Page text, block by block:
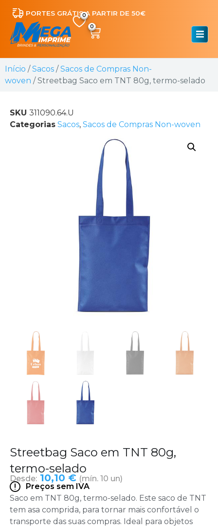
PORTES GRÁTIS A PARTIR DE 50€
0
Início /Sacos /Sacos de Compras Non-
woven / Streetbag Saco em TNT 80g, termo-selado
SKU 311090.64.U
Categorias Sacos, Sacos de Compras Non-woven
Streetbag Saco em TNT 80g,
termo-selado
Desde: 10,10 € (mín. 10 un)
Preços sem IVA
Saco em TNT 80g, termo-selado. Este saco de TNT
tem asa comprida, para tornar mais confortável o
transporte das suas compras. Ideal para objetos